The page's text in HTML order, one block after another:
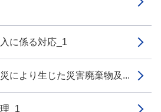
に係る対応_1
により生じた災害廃棄物及...
_1